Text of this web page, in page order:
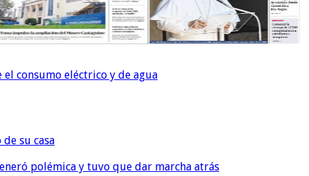
consumo eléctrico y de agua
su casa
polémica y tuvo que dar marcha atrás